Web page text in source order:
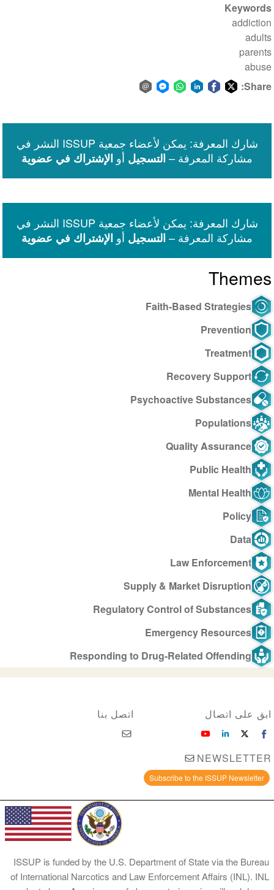
Keywords
addiction
adults
parents
abuse
Share:
WhatsApp
Facebook
Messenger
email
شارك المعرفة: يمكن لأعضاء جمعية ISSUP النشر في
مشاركة المعرفة – التسجيل أو الإشتراك في عضوية
شارك المعرفة: يمكن لأعضاء جمعية ISSUP النشر في
مشاركة المعرفة – التسجيل أو الإشتراك في عضوية
Themes
Faith-Based Strategies
Prevention
Treatment
Recovery Support
Psychoactive Substances
Populations
Quality Assurance
Public Health
Mental Health
Policy
Data
Law Enforcement
Supply & Market Disruption
Regulatory Control of Substances
Emergency Resources
Responding to Drug-Related Offending
اتصل بنا ابق على اتصال
NEWSLETTER
Subscribe to the ISSUP Newsletter
ISSUP is funded by the U.S. Department of State via the Bureau
of International Narcotics and Law Enforcement Affairs (INL). INL